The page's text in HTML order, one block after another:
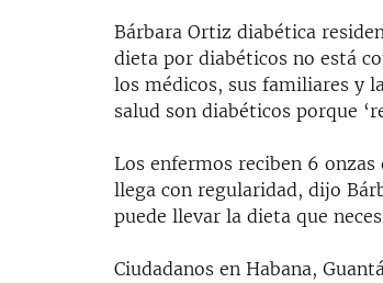
Bárbara Ortiz diabética
dieta por diabéticos no está
los médicos, sus familiares y
salud son diabéticos porque
Los enfermos reciben 6 onzas
llega con regularidad, dijo
puede llevar la dieta que
Ciudadanos en Habana,